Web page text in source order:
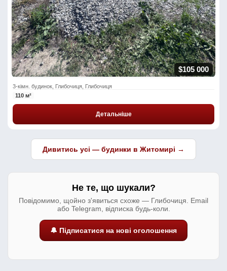
$105 000
3-кімн. будинок, Глибочиця, Глибочиця
110 м²
Детальніше
Дивитись усі — будинки в Житомирі →
Не те, що шукали?
Повідомимо, щойно з'явиться схоже — Глибочиця. Email
або Telegram, відписка будь-коли.
🔔 Підписатися на нові оголошення